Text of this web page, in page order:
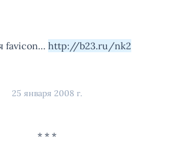
favicon… http://b23.ru/nk2
25 января 2008 г.